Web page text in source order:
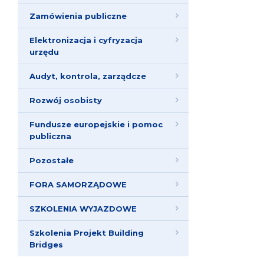
Zamówienia publiczne
Elektronizacja i cyfryzacja
urzędu
Audyt, kontrola, zarządcze
Rozwój osobisty
Fundusze europejskie i pomoc
publiczna
Pozostałe
FORA SAMORZĄDOWE
SZKOLENIA WYJAZDOWE
Szkolenia Projekt Building
Bridges